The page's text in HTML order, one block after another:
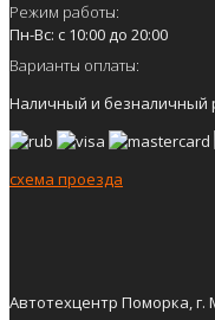
Режим работы:
Пн-Вс: с 10:00 до 20:00
Варианты оплаты:
Наличный и безналичный
схема проезда
Автотехцентр Поморка, г.